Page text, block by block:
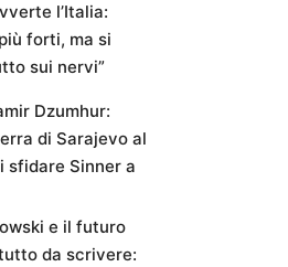
l’Italia:
forti, ma si
sui nervi”
Dzumhur:
di Sarajevo al
sfidare Sinner a
e il futuro
da scrivere: